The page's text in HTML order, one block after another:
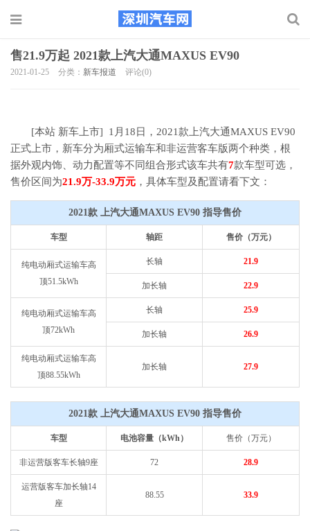
售21.9万起 2021款上汽大通MAXUS EV90
2021-01-25 分类： 新车报道 评论(0)
[本站 新车上市] 1月18日，2021款上汽大通MAXUS EV90
正式上市，新车分为厢式运输车和非运营客车版两个种类，根
据外观内饰、动力配置等不同组合形式该车共有7款车型可选，
售价区间为21.9万-33.9万元 ，具体车型及配置请看下文：
2021款 上汽大通MAXUS EV90 指导售价
车型 轴距 售价（万元）
纯电动厢式运输车高
顶51.5kWh
长轴 21.9
加长轴 22.9
纯电动厢式运输车高
顶72kWh
长轴 25.9
加长轴 26.9
纯电动厢式运输车高
顶88.55kWh
加长轴 27.9
2021款 上汽大通MAXUS EV90 指导售价
车型 电池容量（kWh） 售价（万元）
非运营版客车长轴9座 72 28.9
运营版客车加长轴14
座
88.55 33.9